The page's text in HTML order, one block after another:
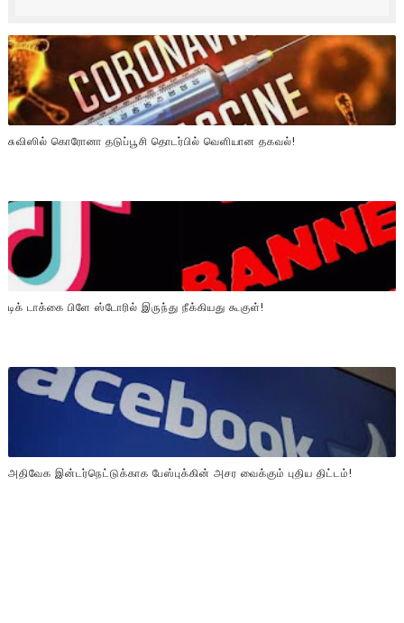
சுவிஸில் கொரோனா தடுப்பூசி தொடர்பில் வெளியான தகவல்!
டிக் டாக்கை பிளே ஸ்டோரில் இருந்து நீக்கியது கூகுள்!
அதிவேக இன்டர்நெட்டுக்காக பேஸ்புக்கின் அசர வைக்கும் புதிய திட்டம்!